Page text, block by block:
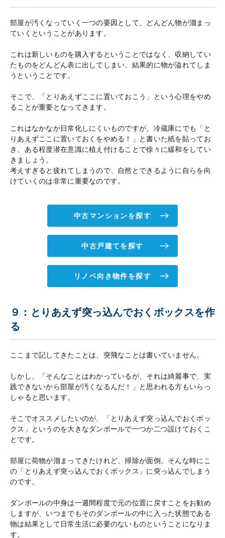
部屋が汚くなっていく一つの要因として、どんどん物が溜まっ
ていくということがあります。
これは新しいものを購入するということではなく、収納してい
たものをどんどん表に出してしまい、結果的に物が溢れてしま
うということです。
そこで、「とりあえずここに置いておこう」という心理をやめ
ることが重要となってきます。
これはなかなか日常化しにくいものですが、冷蔵庫にでも「と
りあえずここに置いておくをやめる！」と書いた紙を貼ってお
き、ある程度潜在意識に植え付けることで徐々に緩和をしてい
きましょう。
考えすぎると疲れてしまうので、自然とできるように自らを向
けていくのは非常に重要なのです。
中古マンションを探す
中古戸建てを探す
リノベ向き物件を探す
９：とりあえず突っ込んでおくボックスを作
る
ここまで記してきたことは、突飛なことは書いていません。
しかし、「そんなことはわかっているが、それは綺麗事で、実
践できないから部屋が汚くなるんだ！」と思われる方もいらっ
しゃると思います。
そこでオススメしたいのが、「とりあえず突っ込んでおくボッ
クス」というのを大きなダンボールで一つか二つ設けておくこ
とです。
部屋に荷物が溜まってきたけれど、掃除が面倒。そんな時にこ
の「とりあえず突っ込んでおくボックス」に突っ込んでしまう
のです。
ダンボールの中身は一週間程度で元の位置に戻すことをお勧め
しますが、いつまでもそのダンボールの中に入った状態である
物は結果として日常生活に必要のないものということになりま
す。